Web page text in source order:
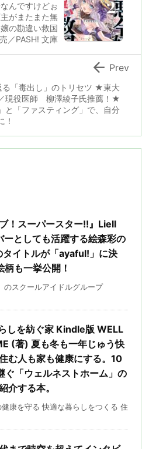
んですけどぉ
がまたまた無
の勘違い救国
／PASH! 文庫
る「毒出し」のトリセツ ★東大
現役医師 柳澤綾子氏推薦！★
と「ファスティング」で、自分
！
 Prev
ブ！スーパースター!!』Liell
ーとしても活躍する絵森彩の
タイトルが「ayaful!」に決
も一挙公開！
のスクールアイドルグループ
しを紡ぐ家 Kindle版 WELL
(著) 夏も冬も一年じゅう快
む人も家も健康にする。10
ぐ「ウェルネストホーム」の
介する本。
康を守る 快適な暮らしをつくる 住